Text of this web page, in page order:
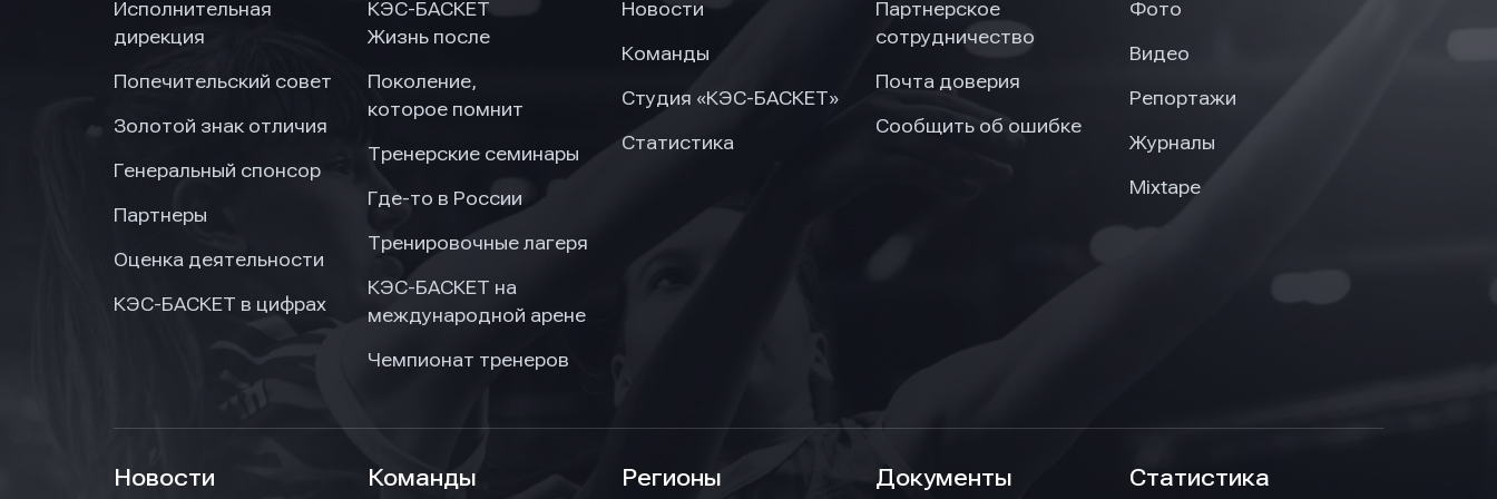
Исполнительная
дирекция
Попечительский совет
Золотой знак отличия
Генеральный спонсор
Партнеры
Оценка деятельности
КЭС-БАСКЕТ в цифрах
КЭС-БАСКЕТ
Жизнь после
Поколение,
которое помнит
Тренерские семинары
Где-то в России
Тренировочные лагеря
КЭС-БАСКЕТ на
международной арене
Чемпионат тренеров
Новости
Команды
Студия «КЭС-БАСКЕТ»
Статистика
Партнерское
сотрудничество
Почта доверия
Сообщить об ошибке
Фото
Видео
Репортажи
Журналы
Mixtape
Новости Команды Регионы Документы Статистика